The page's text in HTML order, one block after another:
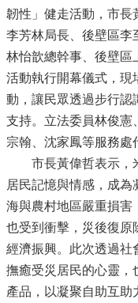
韌性」健走活動，市長
李芳林局長、後壁區李
林怡歆總幹事、後壁區
活動執行開幕儀式，現
動，讓民眾透過步行認
支持。立法委員林俊憲
宗翰、沈家鳳等服務處
市長黃偉哲表示，
居民記憶與情感，成
海與農村地區嚴重損害
也受到衝擊，災後復原
經濟振興。此次透過社
撫癒受災居民的心靈，
產品，以凝聚自助互助